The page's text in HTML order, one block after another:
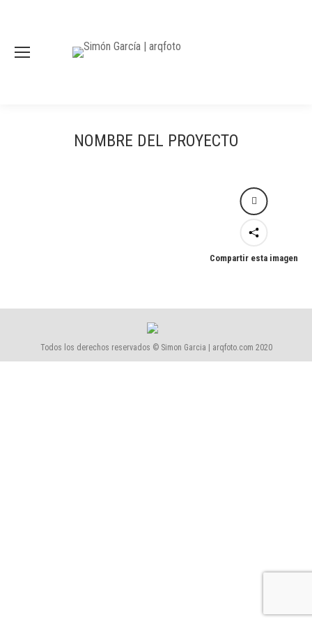
NOMBRE DEL PROYECTO
Compartir esta imagen
Todos los derechos reservados © Simon Garcia | arqfoto.com 2020